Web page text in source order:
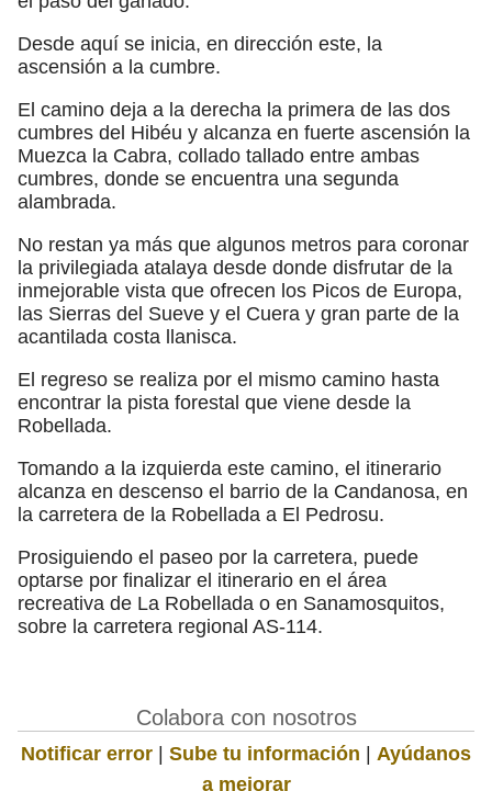
Desde aquí se inicia, en dirección este, la
ascensión a la cumbre.
El camino deja a la derecha la primera de las dos
cumbres del Hibéu y alcanza en fuerte ascensión la
Muezca la Cabra, collado tallado entre ambas
cumbres, donde se encuentra una segunda
alambrada.
No restan ya más que algunos metros para coronar
la privilegiada atalaya desde donde disfrutar de la
inmejorable vista que ofrecen los Picos de Europa,
las Sierras del Sueve y el Cuera y gran parte de la
acantilada costa llanisca.
El regreso se realiza por el mismo camino hasta
encontrar la pista forestal que viene desde la
Robellada.
Tomando a la izquierda este camino, el itinerario
alcanza en descenso el barrio de la Candanosa, en
la carretera de la Robellada a El Pedrosu.
Prosiguiendo el paseo por la carretera, puede
optarse por finalizar el itinerario en el área
recreativa de La Robellada o en Sanamosquitos,
sobre la carretera regional AS-114.
Colabora con nosotros
Notificar error | Sube tu información | Ayúdanos
a mejorar